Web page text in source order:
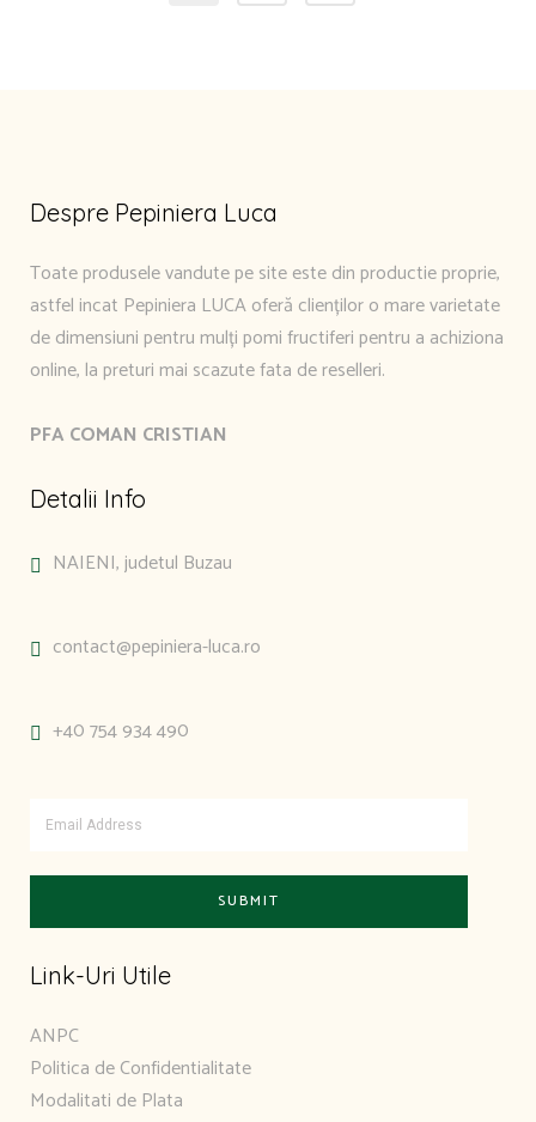
Despre Pepiniera Luca
Toate produsele vandute pe site este din productie proprie,
astfel incat Pepiniera LUCA oferă clienților o mare varietate
de dimensiuni pentru mulți pomi fructiferi pentru a achiziona
online, la preturi mai scazute fata de reselleri.
PFA COMAN CRISTIAN
Detalii Info
NAIENI, judetul Buzau
contact@pepiniera-luca.ro
+40 754 934 490
Link-Uri Utile
ANPC
Politica de Confidentialitate
Modalitati de Plata